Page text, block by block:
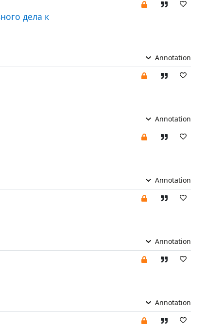
дела к
Annotation
Annotation
Annotation
Annotation
Annotation